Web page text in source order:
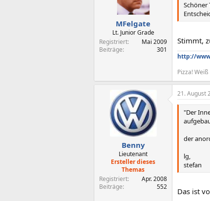
MFelgate
Lt. Junior Grade
Registriert
Mai 2009
Beiträge
301
Schöner
Stimmt,
http://
Pizza!
Benny
Lieutenant
Ersteller dieses
Themas
Registriert
Apr. 2008
Beiträge
552
21. August
"Der
der
lg,
stefan
Das ist